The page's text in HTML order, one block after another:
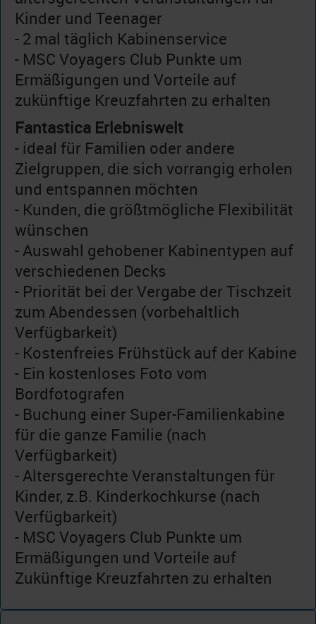
Kinder und Teenager
- 2 mal täglich Kabinenservice
- MSC Voyagers Club Punkte um
Ermäßigungen und Vorteile auf
zukünftige Kreuzfahrten zu erhalten
Fantastica Erlebniswelt
- ideal für Familien oder andere
Zielgruppen, die sich vorrangig erholen
und entspannen möchten
- Kunden, die größtmögliche Flexibilität
wünschen
- Auswahl gehobener Kabinentypen auf
verschiedenen Decks
- Priorität bei der Vergabe der Tischzeit
zum Abendessen (vorbehaltlich
Verfügbarkeit)
- Kostenfreies Frühstück auf der Kabine
- Ein kostenloses Foto vom
Bordfotografen
- Buchung einer Super-Familienkabine
für die ganze Familie (nach
Verfügbarkeit)
- Altersgerechte Veranstaltungen für
Kinder, z.B. Kinderkochkurse (nach
Verfügbarkeit)
- MSC Voyagers Club Punkte um
Ermäßigungen und Vorteile auf
Zukünftige Kreuzfahrten zu erhalten